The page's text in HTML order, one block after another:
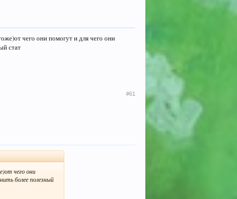
чего они помогут и для чего они
стат
#61
чего они
более полезный